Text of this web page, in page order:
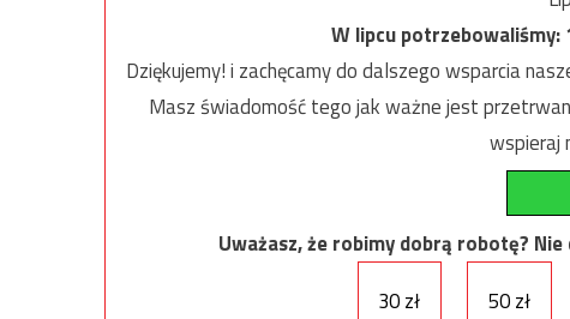
W lipcu potrzebowaliśmy:
Dziękujemy! i zachęcamy do dalszego wsparcia
Masz świadomość tego jak ważne jest
wspieraj
Uważasz, że robimy dobrą robotę?
30 zł
50 zł